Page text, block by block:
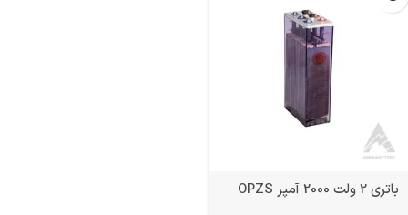
باتری 2 ولت 2000 آمپر OPZS